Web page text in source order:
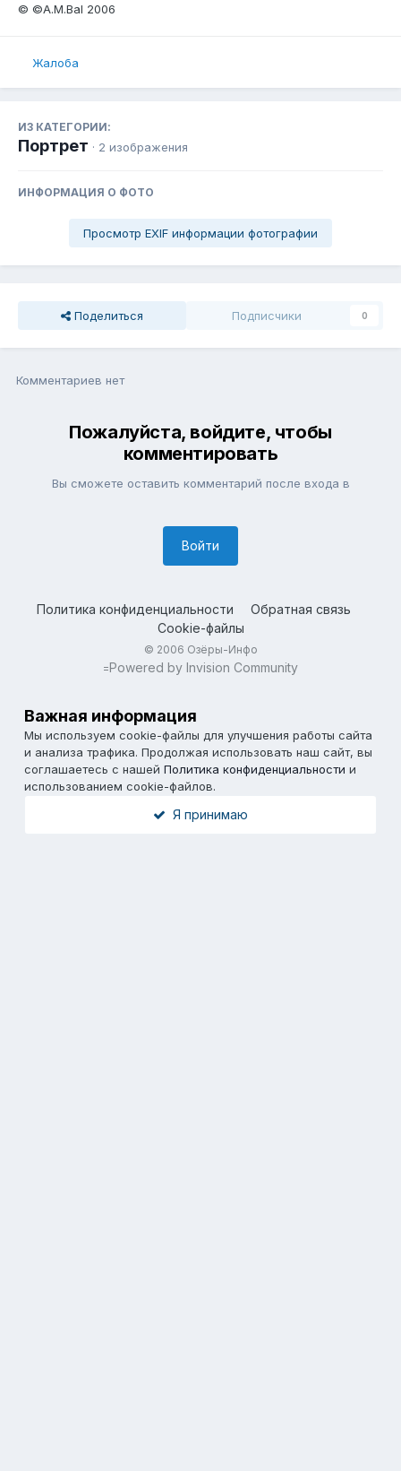
© ©A.M.Bal 2006
Жалоба
ИЗ КАТЕГОРИИ:
Портрет · 2 изображения
ИНФОРМАЦИЯ О ФОТО
Просмотр EXIF информации фотографии
Поделиться Подписчики 0
Комментариев нет
Пожалуйста, войдите, чтобы
комментировать
Вы сможете оставить комментарий после входа в
Войти
Политика конфиденциальности
Обратная связь
Cookie-файлы
© 2006 Озёры-Инфо
=Powered by Invision Community
Важная информация
Мы используем cookie-файлы для улучшения работы сайта
и анализа трафика. Продолжая использовать наш сайт, вы
соглашаетесь с нашей Политика конфиденциальности и
использованием cookie-файлов.
Я принимаю